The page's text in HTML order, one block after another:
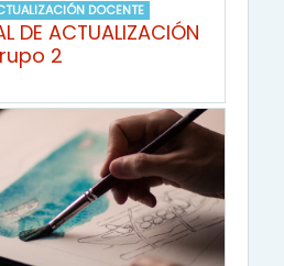
DOCENTE
DE ACTUALIZACIÓN
2